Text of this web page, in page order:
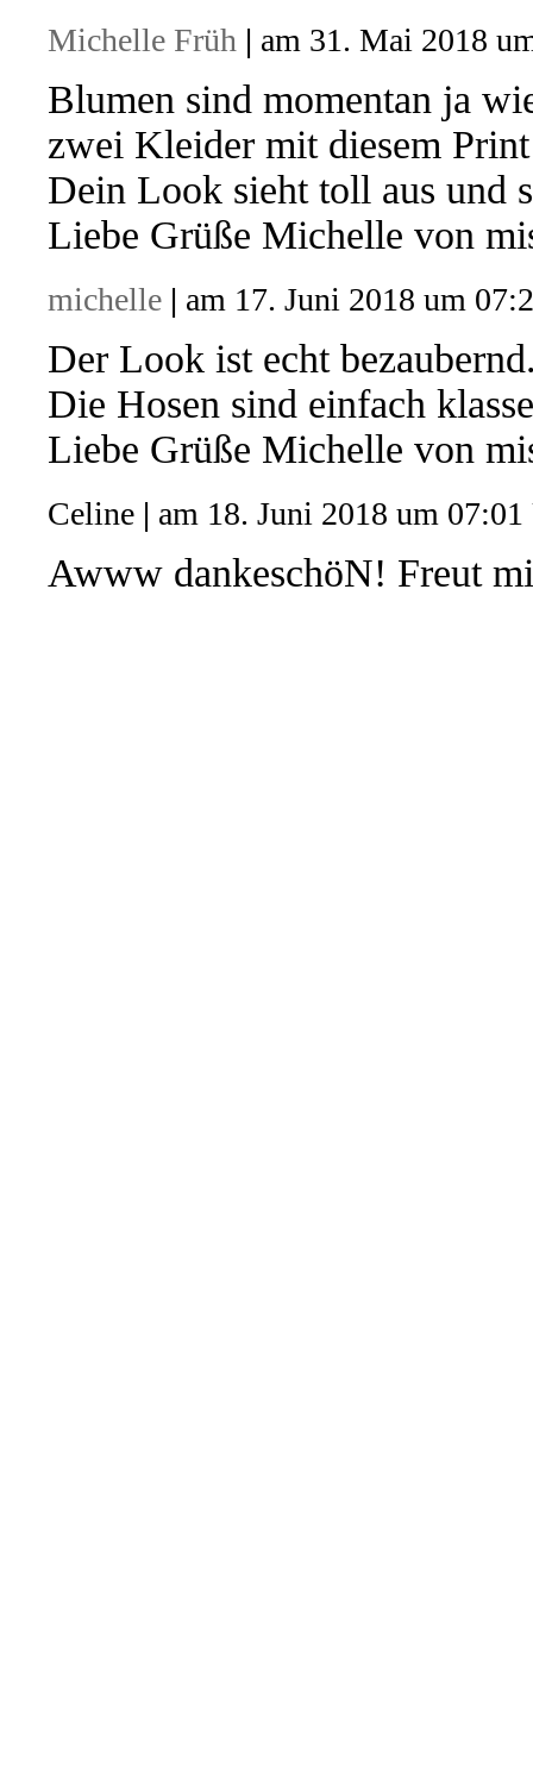
Michelle Früh | am 31. Mai 2018
Blumen sind momentan ja
zwei Kleider mit diesem
Dein Look sieht toll aus und
Liebe Grüße Michelle von
michelle | am 17. Juni 2018 um
Der Look ist echt
Die Hosen sind einfach
Liebe Grüße Michelle von
Celine | am 18. Juni 2018 um
Awww dankeschöN! Freut